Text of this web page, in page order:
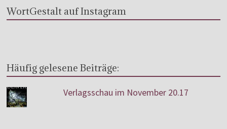
WortGestalt auf Instagram
Häufig gelesene Beiträge:
Verlagsschau im November 20.17